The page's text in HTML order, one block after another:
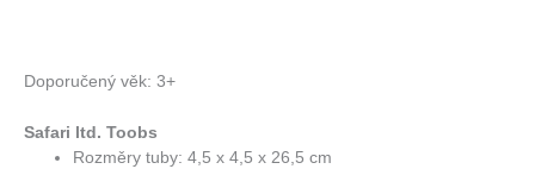
Doporučený věk: 3+
Safari ltd. Toobs
Rozměry tuby: 4,5 x 4,5 x 26,5 cm